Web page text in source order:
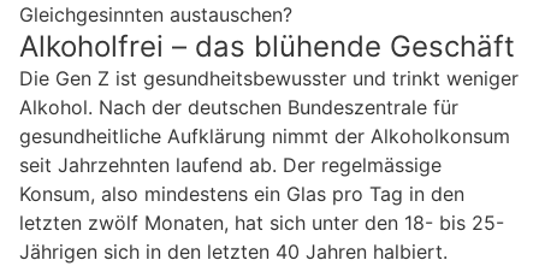
Gleichgesinnten austauschen?
Alkoholfrei – das blühende Geschäft
Die Gen Z ist gesundheitsbewusster und trinkt weniger
Alkohol. Nach der deutschen Bundeszentrale für
gesundheitliche Aufklärung nimmt der Alkoholkonsum
seit Jahrzehnten laufend ab. Der regelmässige
Konsum, also mindestens ein Glas pro Tag in den
letzten zwölf Monaten, hat sich unter den 18- bis 25-
Jährigen sich in den letzten 40 Jahren halbiert.